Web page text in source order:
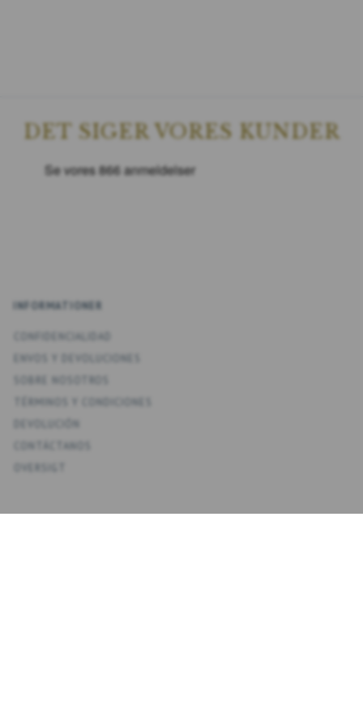
DET SIGER VORES KUNDER
INFORMATIONER
CONFIDENCIALIDAD
TÉRMINOS Y CONDICIONES
CONTÁCTANOS